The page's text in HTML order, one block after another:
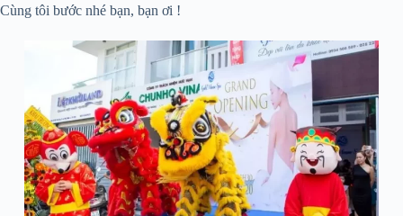
Cùng tôi bước nhé bạn, bạn ơi !